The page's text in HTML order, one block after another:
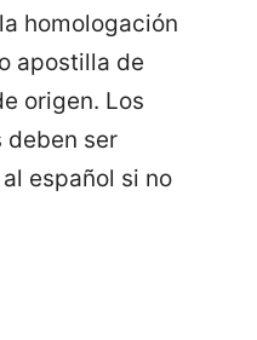
homologación
apostilla de
origen. Los
deben ser
español si no